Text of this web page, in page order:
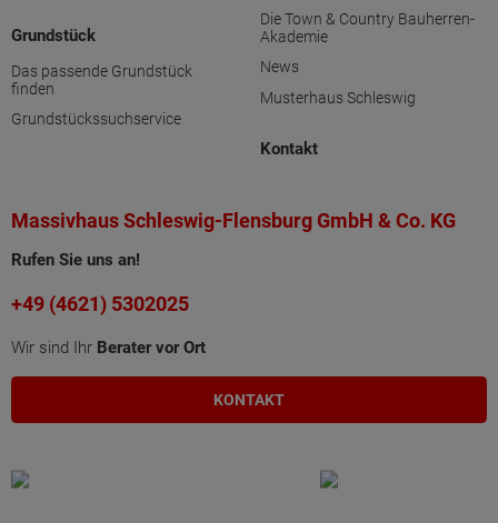
Grundstück
Das passende Grundstück
finden
Grundstückssuchservice
Die Town & Country Bauherren-
Akademie
News
Musterhaus Schleswig
Kontakt
Massivhaus Schleswig-Flensburg GmbH & Co. KG
Rufen Sie uns an!
+49 (4621) 5302025
Wir sind Ihr Berater vor Ort
KONTAKT